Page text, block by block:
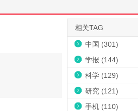
相关TAG
中国 (301)
学报 (144)
科学 (129)
研究 (121)
手机 (110)